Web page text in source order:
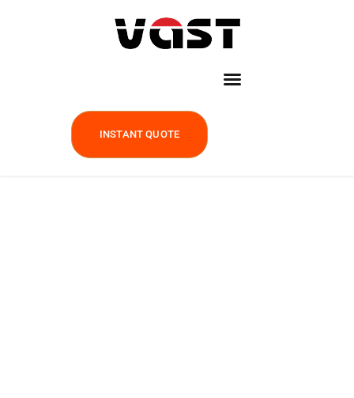
INSTANT QUOTE